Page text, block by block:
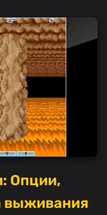
Опции,
выживания